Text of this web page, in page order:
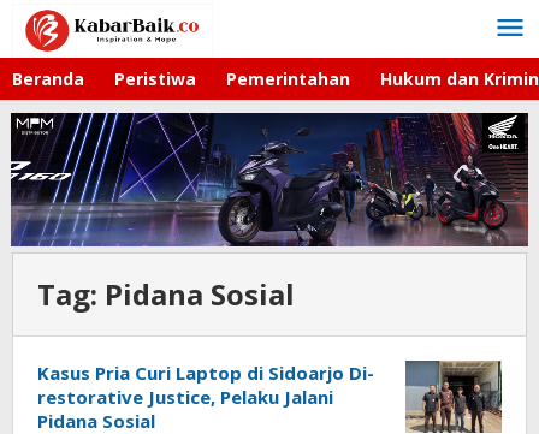
Lewati
konten
Beranda Peristiwa Pemerintahan Hukum dan
Tag: Pidana Sosial
Kasus Pria Curi Laptop di Sidoarjo Di-
restorative Justice, Pelaku Jalani
Pidana Sosial